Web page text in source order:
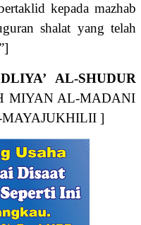
kepada mazhab
shalat yang telah
DLIYA’ AL-SHUDUR
MIYAN AL-MADANI
]